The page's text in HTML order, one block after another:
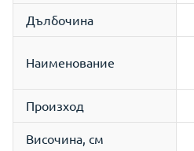
Дълбочина
Наименование
Произход
Височина, см